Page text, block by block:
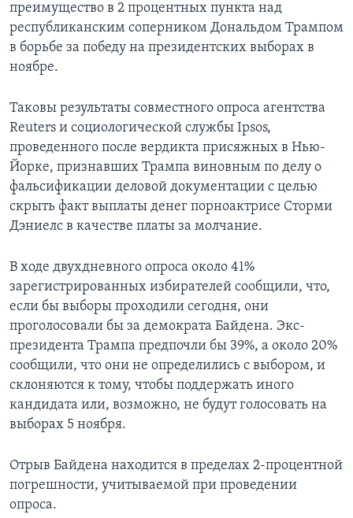
преимущество в 2 процентных пункта над
республиканским соперником Дональдом Трампом
в борьбе за победу на президентских выборах в
ноябре.
Таковы результаты совместного опроса агентства
Reuters и социологической службы Ipsos,
проведенного после вердикта присяжных в Нью-
Йорке, признавших Трампа виновным по делу о
фальсификации деловой документации с целью
скрыть факт выплаты денег порноактрисе Сторми
Дэниелс в качестве платы за молчание.
В ходе двухдневного опроса около 41%
зарегистрированных избирателей сообщили, что,
если бы выборы проходили сегодня, они
проголосовали бы за демократа Байдена. Экс-
президента Трампа предпочли бы 39%, а около 20%
сообщили, что они не определились с выбором, и
склоняются к тому, чтобы поддержать иного
кандидата или, возможно, не будут голосовать на
выборах 5 ноября.
Отрыв Байдена находится в пределах 2-процентной
погрешности, учитываемой при проведении
опроса.